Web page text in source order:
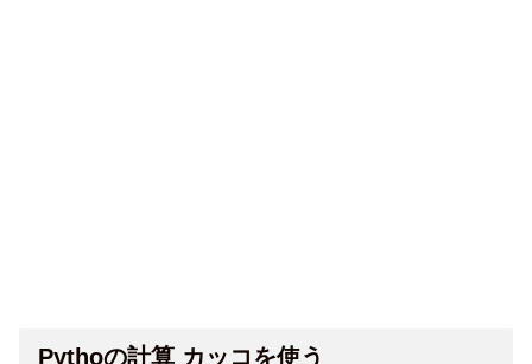
Pythoの計算 カッコを使う